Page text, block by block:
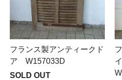
フランス製アンティークド
ア W157033D
SOLD OUT